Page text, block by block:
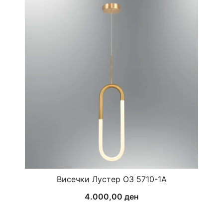
Висечки Лустер ОЗ 5710-1А
4.000,00 ден